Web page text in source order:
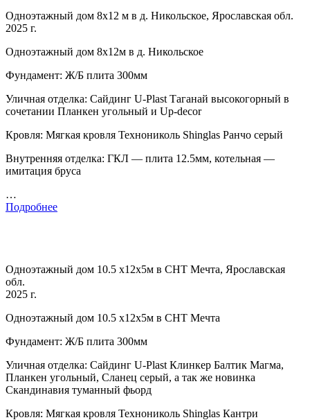
Одноэтажный дом 8х12 м в д. Никольское, Ярославская обл.
2025 г.
Одноэтажный дом 8х12м в д. Никольское
Фундамент: Ж/Б плита 300мм
Уличная отделка: Сайдинг U-Plast Таганай высокогорный в
сочетании Планкен угольный и Up-decor
Кровля: Мягкая кровля Технониколь Shinglas Ранчо серый
Внутренняя отделка: ГКЛ — плита 12.5мм, котельная —
имитация бруса
…
Подробнее
Одноэтажный дом 10.5 х12х5м в СНТ Мечта, Ярославская
обл.
2025 г.
Одноэтажный дом 10.5 х12х5м в СНТ Мечта
Фундамент: Ж/Б плита 300мм
Уличная отделка: Сайдинг U-Plast Клинкер Балтик Магма,
Планкен угольный, Сланец серый, а так же новинка
Скандинавия туманный фьорд
Кровля: Мягкая кровля Технониколь Shinglas Кантри